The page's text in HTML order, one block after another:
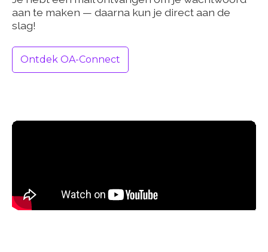
aan te maken — daarna kun je direct aan de
slag!
Ontdek OA-Connect